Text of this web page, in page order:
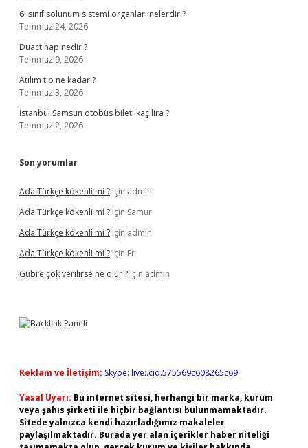
6. sınıf solunum sistemi organları nelerdir ?
Temmuz 24, 2026
Duact hap nedir ?
Temmuz 9, 2026
Atılım tıp ne kadar ?
Temmuz 3, 2026
İstanbul Samsun otobüs bileti kaç lira ?
Temmuz 2, 2026
Son yorumlar
Ada Türkçe kökenli mi ? için admin
Ada Türkçe kökenli mi ? için Samur
Ada Türkçe kökenli mi ? için admin
Ada Türkçe kökenli mi ? için Er
Gübre çok verilirse ne olur ? için admin
Reklam ve İletişim: Skype: live:.cid.575569c608265c69
Yasal Uyarı: Bu internet sitesi, herhangi bir marka, kurum
veya şahıs şirketi ile hiçbir bağlantısı bulunmamaktadır.
Sitede yalnızca kendi hazırladığımız makaleler
paylaşılmaktadır. Burada yer alan içerikler haber niteliği